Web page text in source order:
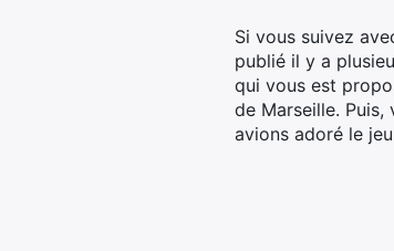
Si vous suivez
publié il y a
qui vous est
de Marseille. Puis,
avions adoré le